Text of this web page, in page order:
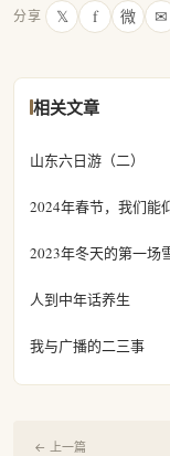
分享 𝕏 f 微 ✉
相关文章
山东六日游（二）
2024年春节，我们能
2023年冬天的第一场
人到中年话养生
我与广播的二三事
← 上一篇